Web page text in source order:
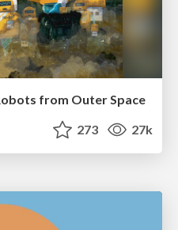
from Outer Space
273 27k